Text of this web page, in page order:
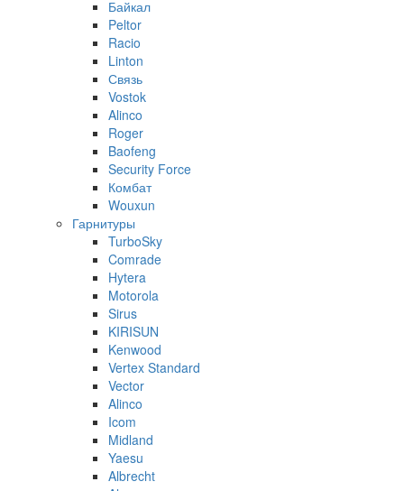
Байкал
Peltor
Racio
Linton
Связь
Vostok
Alinco
Roger
Baofeng
Security Force
Комбат
Wouxun
Гарнитуры
TurboSky
Comrade
Hytera
Motorola
Sirus
KIRISUN
Kenwood
Vertex Standard
Vector
Alinco
Icom
Midland
Yaesu
Albrecht